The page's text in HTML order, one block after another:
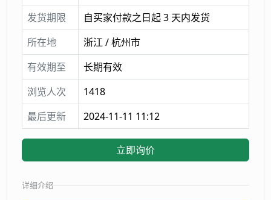
发货期限
自买家付款之日起 3 天内发货
所在地
浙江 / 杭州市
有效期至
长期有效
浏览人次
1418
最后更新
2024-11-11 11:12
立即询价
详细介绍